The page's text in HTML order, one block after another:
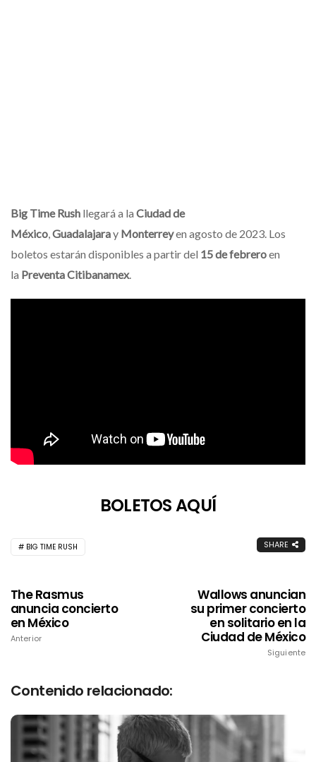
Big Time Rush llegará a la Ciudad de
México,Guadalajaray Monterreyen agosto de 2023. Los
boletos estarán disponibles a partir del 15 de febreroen
la Preventa Citibanamex.
BOLETOS AQUÍ
BIG TIME RUSH SHARE
The Rasmus
anuncia concierto
en México
Anterior
Wallows anuncian
su primer concierto
en solitario en la
Ciudad de México
Siguiente
Contenido relacionado: